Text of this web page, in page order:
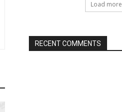
Load more
RECENT COMMENTS